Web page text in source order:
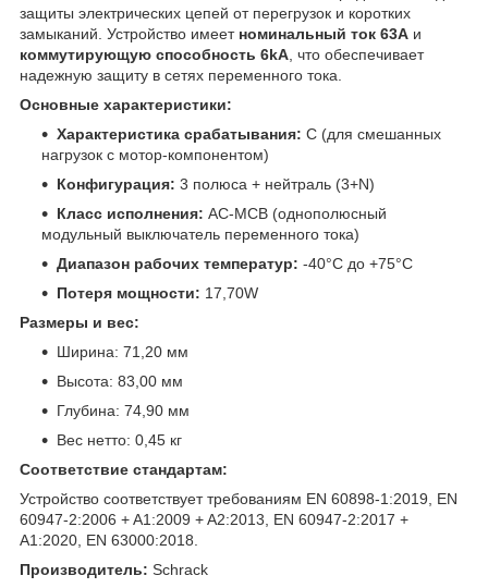
защиты электрических цепей от перегрузок и коротких
замыканий. Устройство имеет номинальный ток 63A и
коммутирующую способность 6kA , что обеспечивает
надежную защиту в сетях переменного тока.
Основные характеристики:
Характеристика срабатывания: C (для смешанных
нагрузок с мотор-компонентом)
Конфигурация: 3 полюса + нейтраль (3+N)
Класс исполнения: AC-MCB (однополюсный
модульный выключатель переменного тока)
Диапазон рабочих температур: -40°C до +75°C
Потеря мощности: 17,70W
Размеры и вес:
Ширина: 71,20 мм
Высота: 83,00 мм
Глубина: 74,90 мм
Вес нетто: 0,45 кг
Соответствие стандартам:
Устройство соответствует требованиям EN 60898-1:2019, EN
60947-2:2006 + A1:2009 + A2:2013, EN 60947-2:2017 +
A1:2020, EN 63000:2018.
Производитель: Schrack